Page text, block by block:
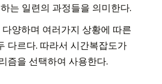
는 일련의 과정들을 의미한다.
양하며 여러가지 상황에 따른
다르다. 따라서 시간복잡도가
즘을 선택하여 사용한다.